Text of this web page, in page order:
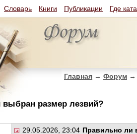
Словарь Книги Публикации Где
Главная → Форум →
выбран размер лезвий?
29.05.2026, 23:04 Правильно ли